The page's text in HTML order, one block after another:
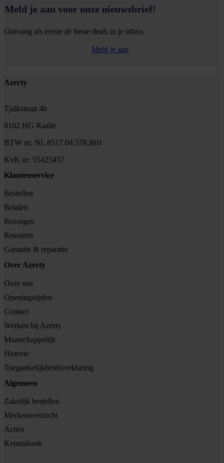
Meld je aan voor onze nieuwsbrief!
Ontvang als eerste de beste deals in je inbox
Meld je aan
Footer
Azerty
Tjalkstraat 4b
8102 HG Raalte
BTW nr: NL 8517.04.578.B01
KvK nr: 55425437
Klantenservice
Bestellen
Betalen
Bezorgen
Retouren
Garantie & reparatie
Over Azerty
Over ons
Openingstijden
Contact
Werken bij Azerty
Maatschappelijk
Historie
Toegankelijkheidsverklaring
Algemeen
Zakelijk bestellen
Merkenoverzicht
Acties
Kennisbank